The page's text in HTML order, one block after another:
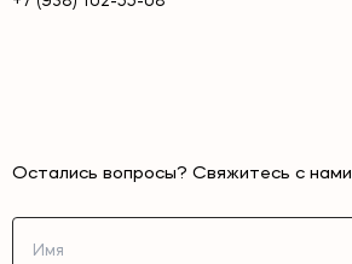
Остались вопросы? Свяжитесь с нами